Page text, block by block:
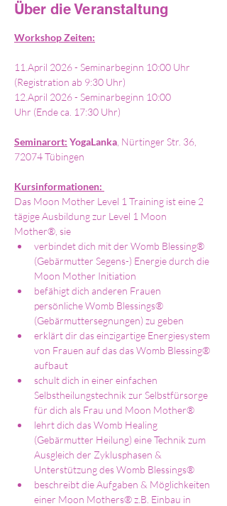
Über die Veranstaltung
Workshop Zeiten:
11.April 2026 - Seminarbeginn 10:00 Uhr
(Registration ab 9:30 Uhr)
12.April 2026 - Seminarbeginn 10:00
Uhr (Ende ca. 17:30 Uhr)
Seminarort: YogaLanka Nürtinger Str. 36,
72074 Tübingen
Kursinformationen:
Das Moon Mother Level 1 Training ist eine 2
tägige Ausbildung zur Level 1 Moon
Mother®, sie
verbindet dich mit der Womb Blessing®
(Gebärmutter Segens-) Energie durch die
Moon Mother Initiation
befähigt dich anderen Frauen
persönliche Womb Blessings®
(Gebärmuttersegnungen) zu geben
erklärt dir das einzigartige Energiesystem
von Frauen auf das das Womb Blessing®
aufbaut
schult dich in einer einfachen
Selbstheilungstechnik zur Selbstfürsorge
für dich als Frau und Moon Mother®
lehrt dich das Womb Healing
(Gebärmutter Heilung) eine Technik zum
Ausgleich der Zyklusphasen &
Unterstützung des Womb Blessings®
beschreibt die Aufgaben & Möglichkeiten
einer Moon Mothers® z.B. Einbau in